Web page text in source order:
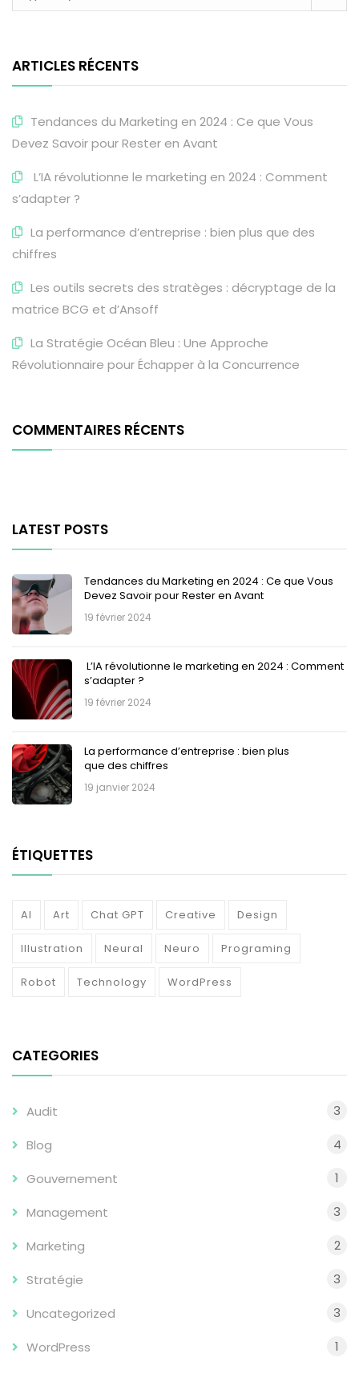
ARTICLES RÉCENTS
Tendances du Marketing en 2024 : Ce que Vous
Devez Savoir pour Rester en Avant
L’IA révolutionne le marketing en 2024 : Comment
s’adapter ?
La performance d’entreprise : bien plus que des
chiffres
Les outils secrets des stratèges : décryptage de la
matrice BCG et d’Ansoff
La Stratégie Océan Bleu : Une Approche
Révolutionnaire pour Échapper à la Concurrence
COMMENTAIRES RÉCENTS
LATEST POSTS
Tendances du Marketing en 2024 : Ce que Vous
Devez Savoir pour Rester en Avant
19 février 2024
L’IA révolutionne le marketing en 2024 : Comment
s’adapter ?
19 février 2024
La performance d’entreprise : bien plus
que des chiffres
19 janvier 2024
ÉTIQUETTES
AI Art Chat GPT Creative Design
Illustration Neural Neuro Programing
Robot Technology WordPress
CATEGORIES
Audit 3
Blog 4
Gouvernement 1
Management 3
Marketing 2
Stratégie 3
Uncategorized 3
WordPress 1